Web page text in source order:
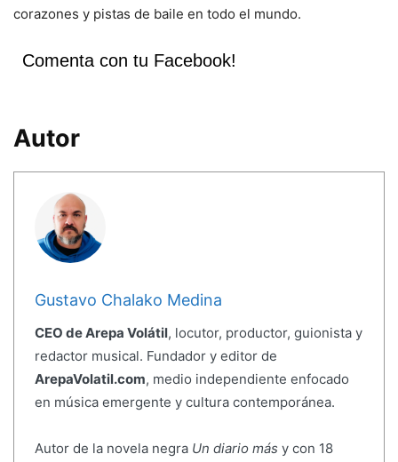
corazones y pistas de baile en todo el mundo.
Comenta con tu Facebook!
Autor
Gustavo Chalako Medina
CEO de Arepa Volátil, locutor, productor, guionista y
redactor musical. Fundador y editor de
ArepaVolatil.com, medio independiente enfocado
en música emergente y cultura contemporánea.
Autor de la novela negra Un diario más y con 18